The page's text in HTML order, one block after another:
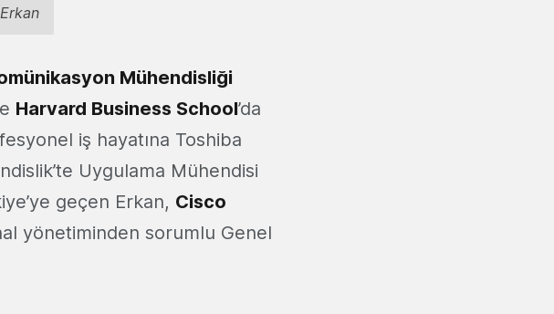
Mühendisliği
Harvard Business School’da
iş hayatına Toshiba
Uygulama Mühendisi
geçen Erkan, Cisco
yönetiminden sorumlu Genel